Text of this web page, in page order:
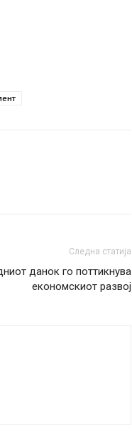
Следна статија
данок го поттикнува
економскиот развој